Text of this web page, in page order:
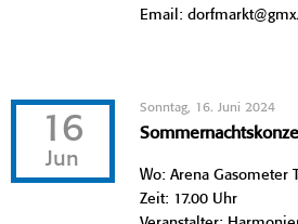
Email:
16
Jun
Sonntag, 16. Juni 2024
Wo: Arena Gasometer
Zeit: 17.00 Uhr